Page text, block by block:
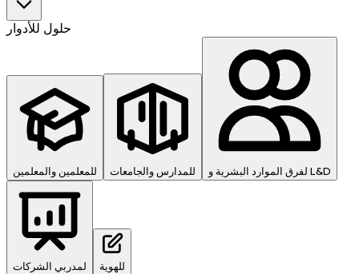
حلول للأدوار
للمعلمين والمعلمين للمدارس والجامعات لفرق الموارد البشرية و L&D
لمدربي الشركات للهوية